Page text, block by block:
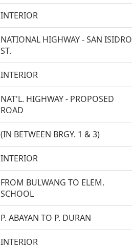
INTERIOR
NATIONAL HIGHWAY - SAN ISIDRO
ST.
INTERIOR
NAT'L. HIGHWAY - PROPOSED
ROAD
(IN BETWEEN BRGY. 1 & 3)
INTERIOR
FROM BULWANG TO ELEM.
SCHOOL
P. ABAYAN TO P. DURAN
INTERIOR